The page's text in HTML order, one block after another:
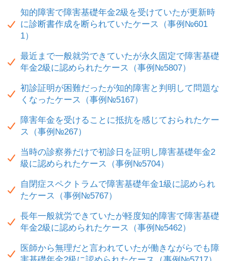
知的障害で障害基礎年金2級を受けていたが更新時
に診断書作成を断られていたケース（事例№601
1）
最近まで一般就労できていたが永久固定で障害基礎
年金2級に認められたケース（事例№5807）
初診証明が困難だったが知的障害と判明して問題な
くなったケース（事例№5167）
障害年金を受けることに抵抗を感じておられたケー
ス（事例№267）
当時の診察券だけで初診日を証明し障害基礎年金2
級に認められたケース（事例№5704）
自閉症スペクトラムで障害基礎年金1級に認められ
たケース（事例№5767）
長年一般就労できていたが軽度知的障害で障害基礎
年金2級に認められたケース（事例№5462）
医師から無理だと言われていたが働きながらでも障